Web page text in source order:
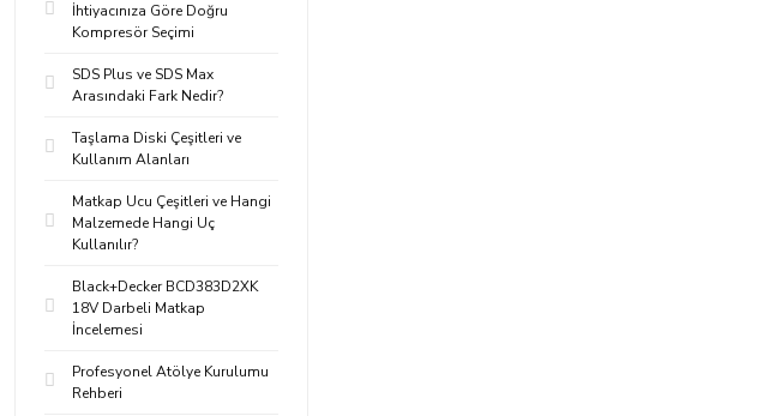
İhtiyacınıza Göre Doğru
Kompresör Seçimi
SDS Plus ve SDS Max
Arasındaki Fark Nedir?
Taşlama Diski Çeşitleri ve
Kullanım Alanları
Matkap Ucu Çeşitleri ve Hangi
Malzemede Hangi Uç
Kullanılır?
Black+Decker BCD383D2XK
18V Darbeli Matkap
İncelemesi
Profesyonel Atölye Kurulumu
Rehberi